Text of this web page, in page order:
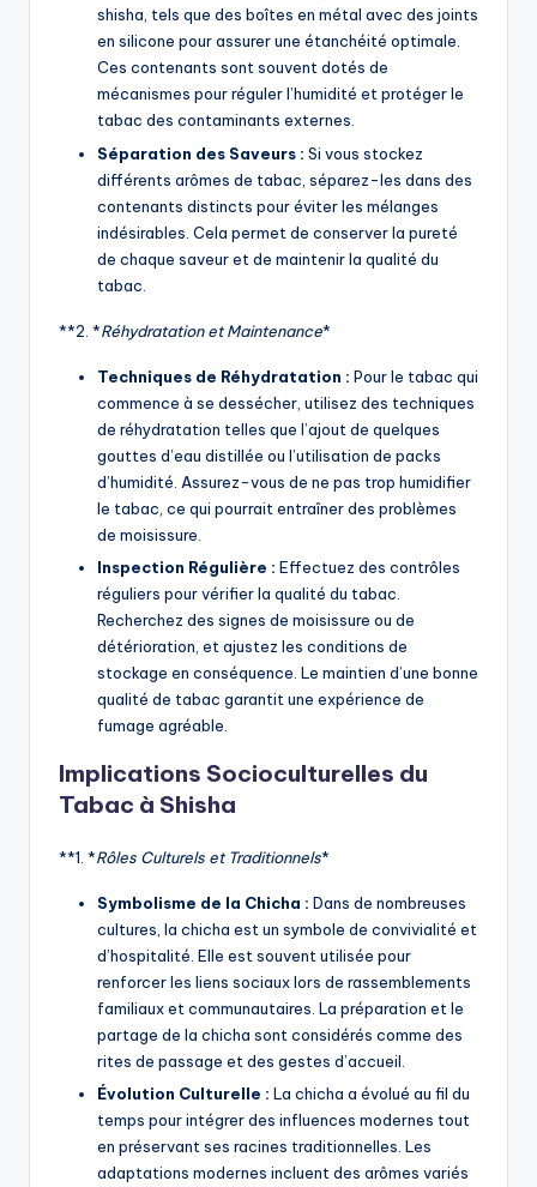
shisha, tels que des boîtes en métal avec des joints
en silicone pour assurer une étanchéité optimale.
Ces contenants sont souvent dotés de
mécanismes pour réguler l’humidité et protéger le
tabac des contaminants externes.
Séparation des Saveurs : Si vous stockez
différents arômes de tabac, séparez-les dans des
contenants distincts pour éviter les mélanges
indésirables. Cela permet de conserver la pureté
de chaque saveur et de maintenir la qualité du
tabac.
**2. *Réhydratation et Maintenance*
Techniques de Réhydratation : Pour le tabac qui
commence à se dessécher, utilisez des techniques
de réhydratation telles que l’ajout de quelques
gouttes d’eau distillée ou l’utilisation de packs
d’humidité. Assurez-vous de ne pas trop humidifier
le tabac, ce qui pourrait entraîner des problèmes
de moisissure.
Inspection Régulière : Effectuez des contrôles
réguliers pour vérifier la qualité du tabac.
Recherchez des signes de moisissure ou de
détérioration, et ajustez les conditions de
stockage en conséquence. Le maintien d’une bonne
qualité de tabac garantit une expérience de
fumage agréable.
Implications Socioculturelles du
Tabac à Shisha
**1. *Rôles Culturels et Traditionnels*
Symbolisme de la Chicha : Dans de nombreuses
cultures, la chicha est un symbole de convivialité et
d’hospitalité. Elle est souvent utilisée pour
renforcer les liens sociaux lors de rassemblements
familiaux et communautaires. La préparation et le
partage de la chicha sont considérés comme des
rites de passage et des gestes d’accueil.
Évolution Culturelle : La chicha a évolué au fil du
temps pour intégrer des influences modernes tout
en préservant ses racines traditionnelles. Les
adaptations modernes incluent des arômes variés